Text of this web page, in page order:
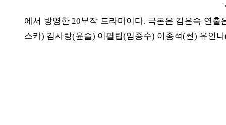
ETC
에서 방영한 20부작 드라마이다. 극본은 김은숙 연
스카) 김사랑(윤슬) 이필립(임종수) 이종석(썬) 유인